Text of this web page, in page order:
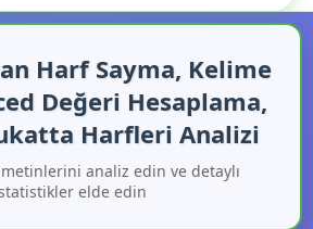
Harf Sayma, Kelime
Değeri Hesaplama,
Harfleri Analizi
analiz edin ve detaylı
elde edin